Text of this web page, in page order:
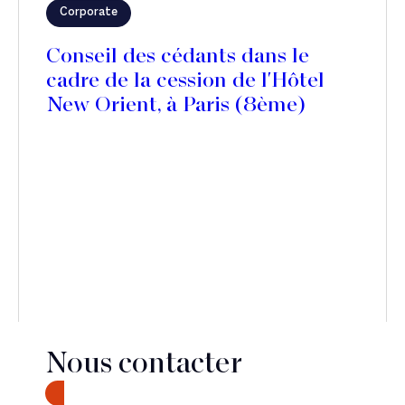
Corporate
Conseil des cédants dans le
cadre de la cession de l'Hôtel
New Orient, à Paris (8ème)
Nous contacter